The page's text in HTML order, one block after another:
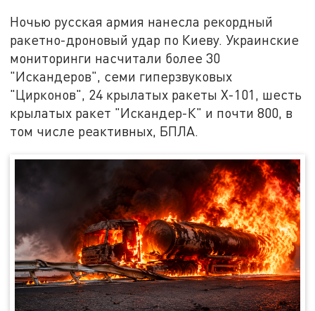
Ночью русская армия нанесла рекордный
ракетно-дроновый удар по Киеву. Украинские
мониторинги насчитали более 30
"Искандеров", семи гиперзвуковых
"Цирконов", 24 крылатых ракеты Х-101, шесть
крылатых ракет "Искандер-К" и почти 800, в
том числе реактивных, БПЛА.